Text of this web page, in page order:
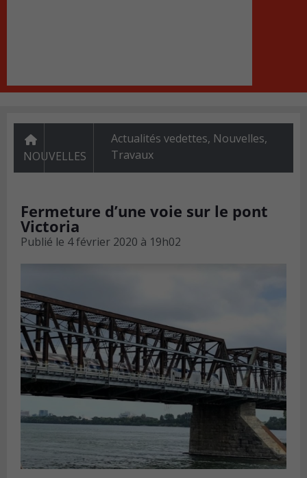
NOUVELLES
Actualités vedettes, Nouvelles,
Travaux
Fermeture d’une voie sur le pont
Victoria
Publié le 4 février 2020 à 19h02